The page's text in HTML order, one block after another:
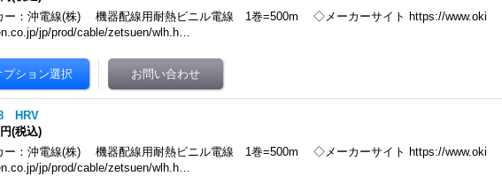
ー：沖電線(株) 機器配線用耐熱ビニル電線 1巻=500m ◇メーカーサイト https://www.oki
jp/prod/cable/zetsuen/wlh.h…
HRV
(税込)
ー：沖電線(株) 機器配線用耐熱ビニル電線 1巻=500m ◇メーカーサイト https://www.oki
jp/prod/cable/zetsuen/wlh.h…